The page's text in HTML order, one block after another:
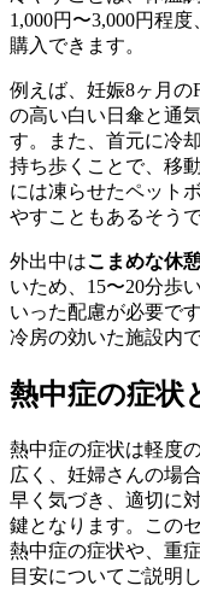
1,000円〜3,000円程
購入できます。
例えば、妊娠8ヶ月
の高い白い日傘と通
す。また、首元に冷
持ち歩くことで、移
には凍らせたペット
やすこともあるそうで
外出中はこまめな休
いため、15〜20分歩
いった配慮が必要で
冷房の効いた施設内
熱中症の症状
熱中症の症状は軽度
広く、妊婦さんの場
早く気づき、適切に
鍵となります。この
熱中症の症状や、重
目安についてご説明し